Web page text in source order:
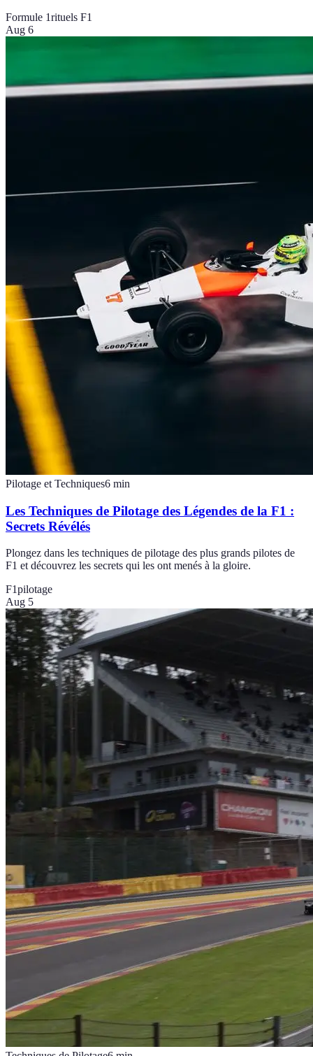
Formule 1rituels F1
Aug 6
Pilotage et Techniques6 min
Les Techniques de Pilotage des Légendes de la F1 :
Secrets Révélés
Plongez dans les techniques de pilotage des plus grands pilotes de
F1 et découvrez les secrets qui les ont menés à la gloire.
F1pilotage
Aug 5